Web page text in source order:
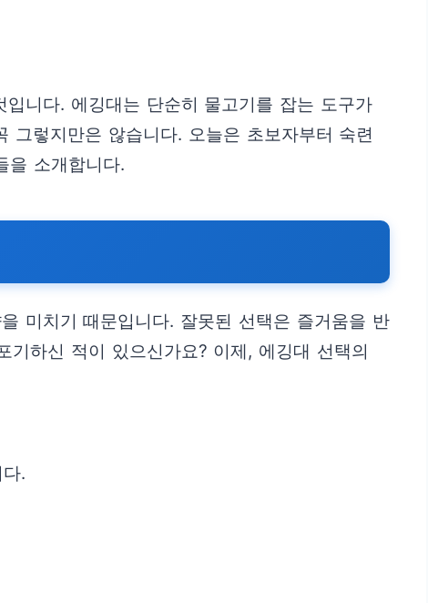
니다. 에깅대는 단순히 물고기를 잡는 도구가
렇지만은 않습니다. 오늘은 초보자부터 숙련
을 소개합니다.
미치기 때문입니다. 잘못된 선택은 즐거움을 반
하신 적이 있으신가요? 이제, 에깅대 선택의
.